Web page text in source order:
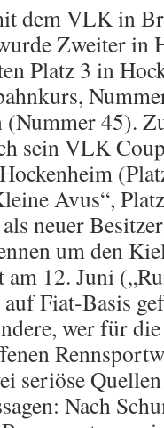
dem VLK in
Zweiter in
Platz 3 in
(Nummer 45).
sein VLK
Avus“,
neuer
um den
12. Juni
Fiat-Basis
wer für
seriöse
Nach